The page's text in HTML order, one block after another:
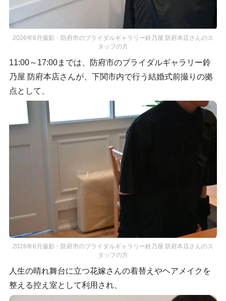
2026年6月撮影・防府市のブライダルギャラリー鈴乃屋 防府本店さんのス
タッフの方
11:00～17:00までは、防府市のブライダルギャラリー鈴
乃屋 防府本店さんが、下関市内で行う結婚式前撮りの拠
点として、
2026年6月撮影・防府市のブライダルギャラリー鈴乃屋 防府本店さんのス
タッフの方
人生の晴れ舞台に立つ花嫁さんの着替えやヘアメイクを
整える控え室として利用され、